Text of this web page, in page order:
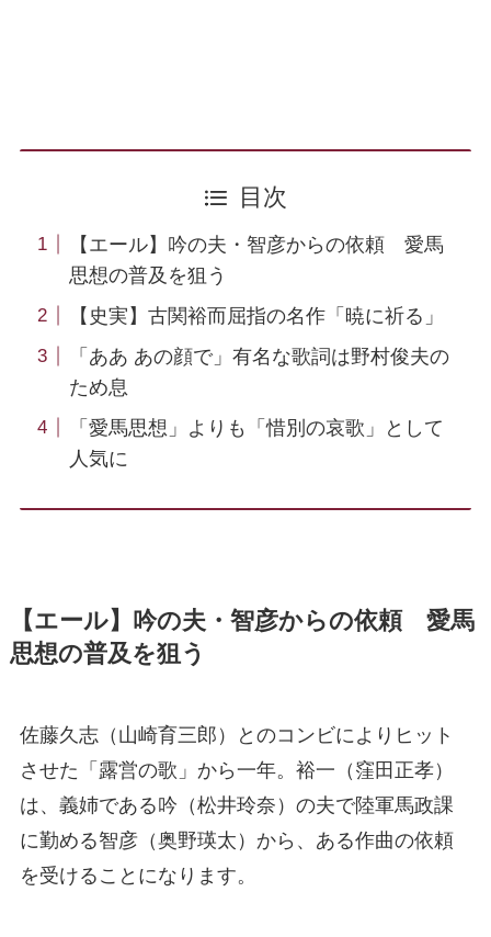
目次
【エール】吟の夫・智彦からの依頼 愛馬
思想の普及を狙う
【史実】古関裕而屈指の名作「暁に祈る」
「ああ あの顔で」有名な歌詞は野村俊夫の
ため息
「愛馬思想」よりも「惜別の哀歌」として
人気に
【エール】吟の夫・智彦からの依頼 愛馬
思想の普及を狙う
佐藤久志（山崎育三郎）とのコンビによりヒット
させた「露営の歌」から一年。裕一（窪田正孝）
は、義姉である吟（松井玲奈）の夫で陸軍馬政課
に勤める智彦（奥野瑛太）から、ある作曲の依頼
を受けることになります。